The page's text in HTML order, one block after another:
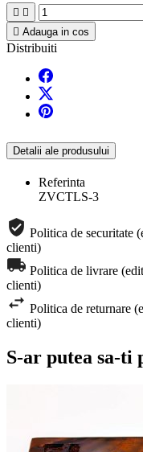
 
 Adauga in cos
Distribuiti
Detalii ale produsului
Referinta
ZVCTLS-3
Politica de securitate
clienti)
Politica de livrare
clienti)
Politica de returnare
clienti)
S-ar putea sa-ti